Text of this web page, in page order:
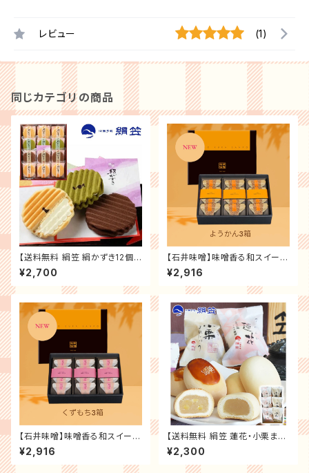
レビュー (1)
同じカテゴリの商品
【送料無料 絹笠 絹かずき12個
入】大阪土産 大阪銘菓「全国菓
子大博覧会受賞店 御菓子處」大
阪有名御菓子店 老舗の味 和菓
¥2,700
【石井味噌】味噌香る和スイーツ
の詰合せ（ようかん３箱セット）
送料無料 記念日 誕生日プレゼ
ント お祝い 贈り物 お礼 ス ギフ
¥2,916
【石井味噌】味噌香る和スイーツ
の詰合せ（くずもち３箱セット）
送料無料 記念日 誕生日プレゼ
ント お祝い 贈り物 お礼 ス ギフ
¥2,916
【送料無料 絹笠 蓮花・小栗まん
じゅう 6個入】大阪土産・大阪銘
菓「全国菓子大博覧会受賞店 御
菓子處」老舗の味 門真銘菓 和
¥2,300